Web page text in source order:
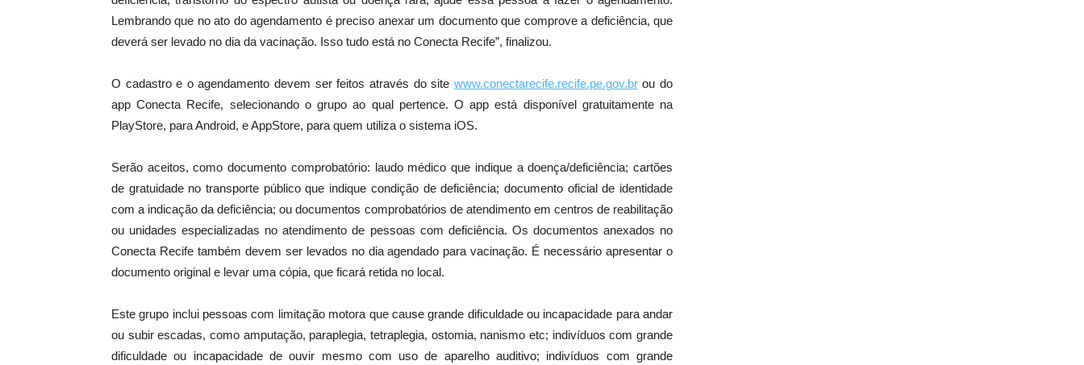
Lembrando que no ato do agendamento é preciso anexar um documento que comprove a deficiência, que
deverá ser levado no dia da vacinação. Isso tudo está no Conecta Recife”, finalizou.
O cadastro e o agendamento devem ser feitos através do site www.conectarecife.recife.pe.gov.brou do
app Conecta Recife, selecionando o grupo ao qual pertence. O app está disponível gratuitamente na
PlayStore, para Android, e AppStore, para quem utiliza o sistema iOS.
Serão aceitos, como documento comprobatório: laudo médico que indique a doença/deficiência; cartões
de gratuidade no transporte público que indique condição de deficiência; documento oficial de identidade
com a indicação da deficiência; ou documentos comprobatórios de atendimento em centros de reabilitação
ou unidades especializadas no atendimento de pessoas com deficiência. Os documentos anexados no
Conecta Recife também devem ser levados no dia agendado para vacinação. É necessário apresentar o
documento original e levar uma cópia, que ficará retida no local.
Este grupo inclui pessoas com limitação motora que cause grande dificuldade ou incapacidade para andar
ou subir escadas, como amputação, paraplegia, tetraplegia, ostomia, nanismo etc; indivíduos com grande
dificuldade ou incapacidade de ouvir mesmo com uso de aparelho auditivo; indivíduos com grande